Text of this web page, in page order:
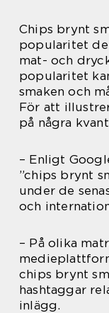
Chips brynt
popularitet de
mat- och
popularitet
smaken och
För att
på några
– Enligt
”chips brynt
under de
och
– På olika
chips brynt
hashtaggar
inlägg.